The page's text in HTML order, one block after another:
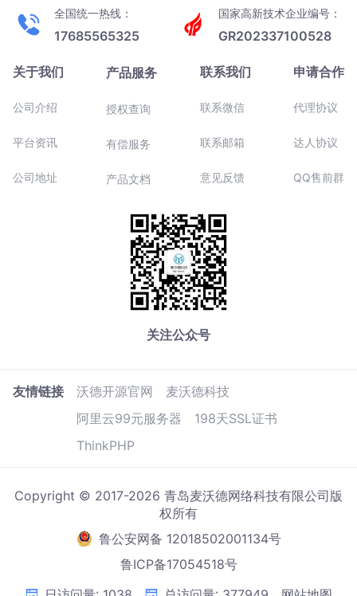
全国统一热线：
17685565325
国家高新技术企业编号：
GR202337100528
关于我们
公司介绍
平台资讯
公司地址
产品服务
授权查询
有偿服务
产品文档
联系我们
联系微信
联系邮箱
意见反馈
申请合作
代理协议
达人协议
QQ售前群
关注公众号
友情链接 沃德开源官网
麦沃德科技
阿里云99元服务器
198天SSL证书
ThinkPHP
Copyright © 2017-2026 青岛麦沃德网络科技有限公司版
权所有
鲁公安网备 12018502001134号
鲁ICP备17054518号